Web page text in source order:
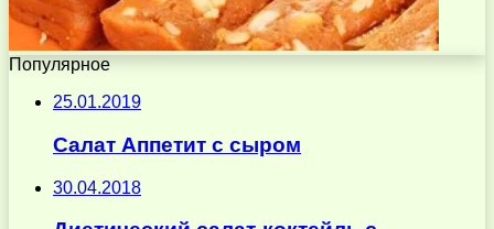
Популярное
25.01.2019
Салат Аппетит с сыром
30.04.2018